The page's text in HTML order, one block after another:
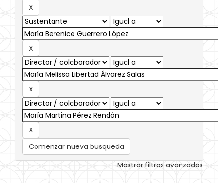
Comenzar nueva busqueda
Mostrar filtros avanzados